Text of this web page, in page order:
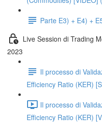
Parte E3) + E4) +
Live Session di Trading
2023
Il processo di
Efficiency Ratio (KER)
Il processo di
Efficiency Ratio (KER)